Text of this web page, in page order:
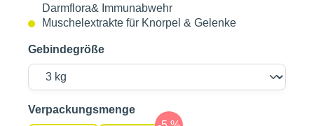
Darmflora& Immunabwehr
Muschelextrakte für Knorpel & Gelenke
Gebindegröße
Verpackungsmengeauswählen